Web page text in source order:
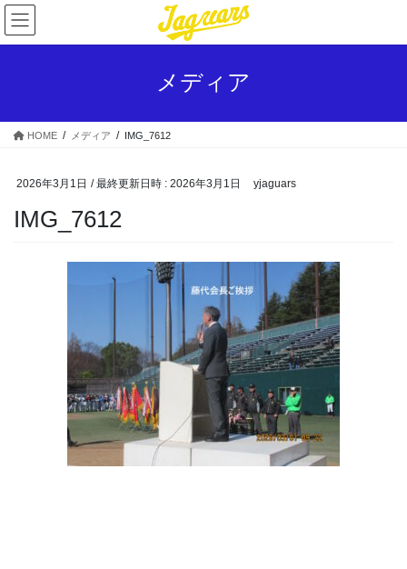
コ
ン
テ
ス
ナ
ビ
ゲ
ン
メディア
HOME メディア IMG_7612
2026年3月1日 / 最終更新日時 : 2026年3月1日 yjaguars
IMG_7612